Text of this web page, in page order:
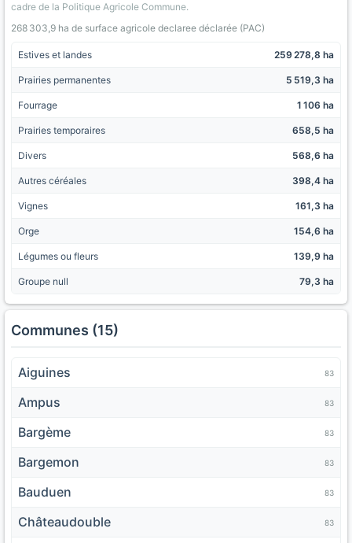
cadre de la Politique Agricole Commune.
268 303,9 ha de surface agricole declaree déclarée (PAC)
Estives et landes 259 278,8 ha
Prairies permanentes 5 519,3 ha
Fourrage 1 106 ha
Prairies temporaires 658,5 ha
Divers 568,6 ha
Autres céréales 398,4 ha
Vignes 161,3 ha
Orge 154,6 ha
Légumes ou fleurs 139,9 ha
Groupe null 79,3 ha
Communes (15)
Aiguines 83
Ampus 83
Bargème 83
Bargemon 83
Bauduen 83
Châteaudouble 83